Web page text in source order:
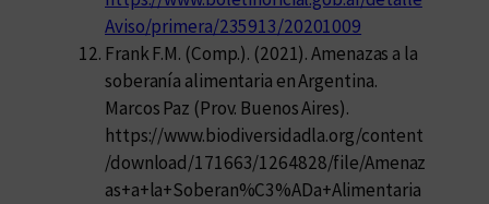
Aviso/primera/235913/20201009
Frank F.M. (Comp.). (2021). Amenazas a la
soberanía alimentaria en Argentina.
Marcos Paz (Prov. Buenos Aires).
https://www.biodiversidadla.org/content
/download/171663/1264828/file/Amenaz
as+a+la+Soberan%C3%ADa+Alimentaria